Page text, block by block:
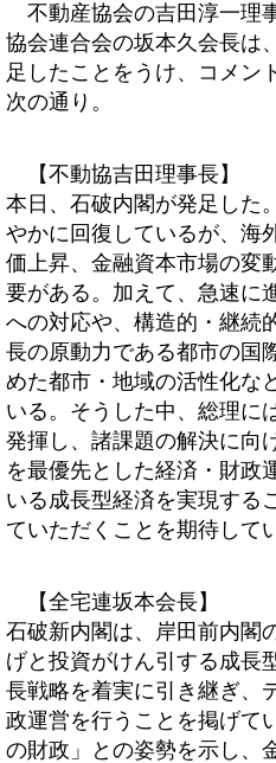
不動産協会の吉田淳一理
協会連合会の坂本久会長は
足したことをうけ、コメン
次の通り。
【不動協吉田理事長】
本日、石破内閣が発足した
やかに回復しているが、海
価上昇、金融資本市場の変
要がある。加えて、急速に
への対応や、構造的・継続
長の原動力である都市の国
めた都市・地域の活性化な
いる。そうした中、総理に
発揮し、諸課題の解決に向
を最優先とした経済・財政
いる成長型経済を実現する
ていただくことを期待して
【全宅連坂本会長】
石破新内閣は、岸田前内閣
げと投資がけん引する成長
長戦略を着実に引き継ぎ、
政運営を行うことを掲げて
の財政」との姿勢を示し、